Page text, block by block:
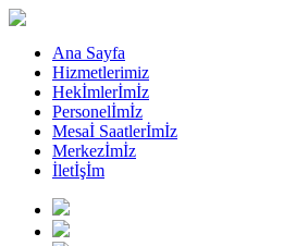
Ana Sayfa
Hizmetlerimiz
Hekİmlerİmİz
Personelİmİz
Mesaİ Saatlerİmİz
Merkezİmİz
İletİşİm